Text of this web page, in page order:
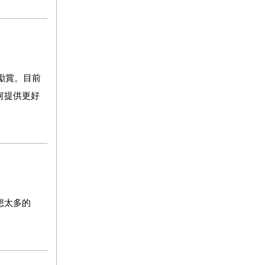
賞。目前
提供更好
太多的